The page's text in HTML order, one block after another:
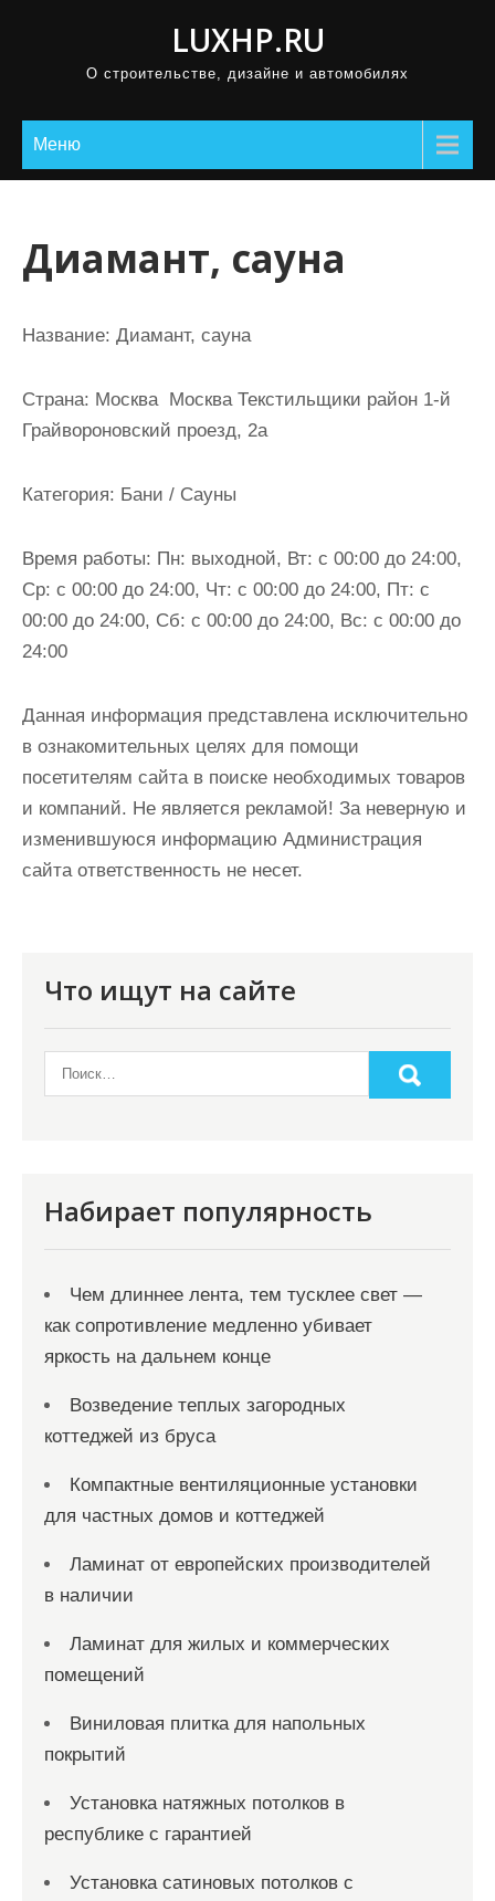
LUXHP.RU
О строительстве, дизайне и автомобилях
Меню
Диамант, сауна
Название: Диамант, сауна
Страна: Москва Москва Текстильщики район 1-й
Грайвороновский проезд, 2а
Категория: Бани / Сауны
Время работы: Пн: выходной, Вт: с 00:00 до 24:00,
Ср: с 00:00 до 24:00, Чт: с 00:00 до 24:00, Пт: с
00:00 до 24:00, Сб: с 00:00 до 24:00, Вс: с 00:00 до
24:00
Данная информация представлена исключительно
в ознакомительных целях для помощи
посетителям сайта в поиске необходимых товаров
и компаний. Не является рекламой! За неверную и
изменившуюся информацию Администрация
сайта ответственность не несет.
Что ищут на сайте
Набирает популярность
Чем длиннее лента, тем тусклее свет —
как сопротивление медленно убивает
яркость на дальнем конце
Возведение теплых загородных
коттеджей из бруса
Компактные вентиляционные установки
для частных домов и коттеджей
Ламинат от европейских производителей
в наличии
Ламинат для жилых и коммерческих
помещений
Виниловая плитка для напольных
покрытий
Установка натяжных потолков в
республике с гарантией
Установка сатиновых потолков с